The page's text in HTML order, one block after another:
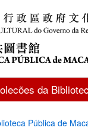
da
Pública de